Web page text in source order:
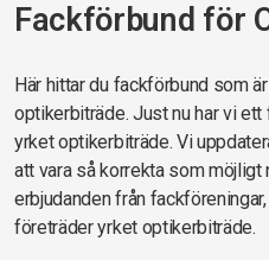
Fackförbund för
Här hittar du fackförbund som
optikerbiträde. Just nu har vi
yrket optikerbiträde. Vi
att vara så korrekta som möjligt
erbjudanden från
företräder yrket optikerbiträde.